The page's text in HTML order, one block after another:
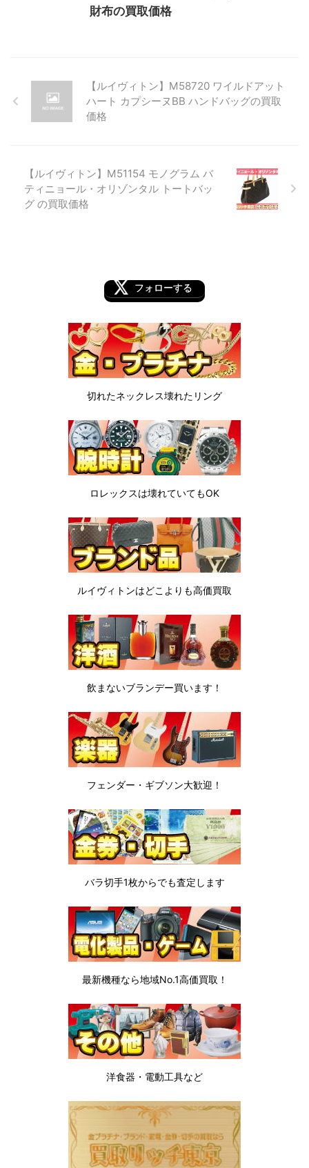
財布の買取価格
【ルイヴィトン】M58720 ワイルドアット
ハート カプシーヌBB ハンドバッグの買取
価格
【ルイヴィトン】M51154 モノグラム バ
ティニョール・オリゾンタル トートバッ
グ の買取価格
フォローする
切れたネックレス壊れたリング
ロレックスは壊れていてもOK
ルイヴィトンはどこよりも高価買取
飲まないブランデー買います！
フェンダー・ギブソン大歓迎！
バラ切手1枚からでも査定します
最新機種なら地域No.1高価買取！
洋食器・電動工具など